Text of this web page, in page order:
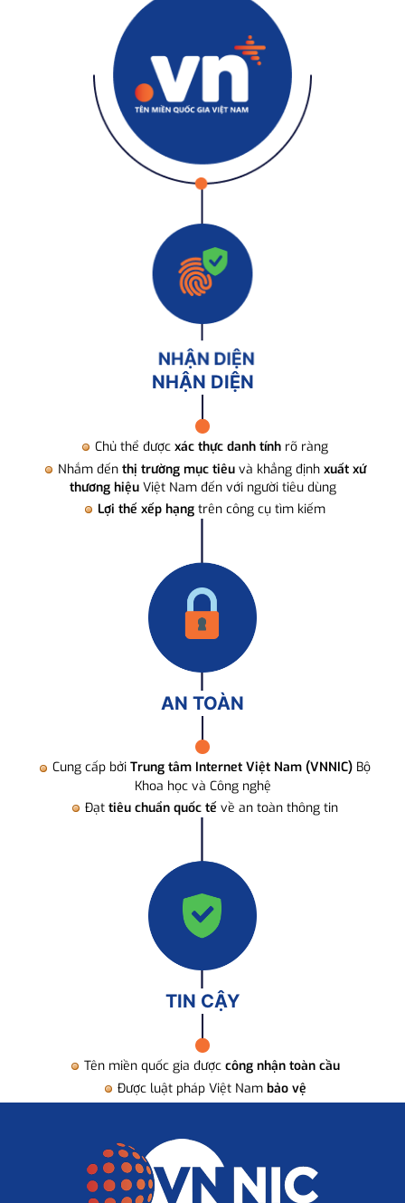
NHẬN DIỆN
Chủ thể được xác thực danh tính rõ ràng
Nhắm đến thị trường mục tiêuvà khẳng định xuất xứ
thương hiệuViệt Nam đến với người tiêu dùng
Lợi thế xếp hạng trên công cụ tìm kiếm
AN TOÀN
Cung cấp bởi Trung tâm Internet Việt Nam (VNNIC) Bộ
Khoa học và Công nghệ
Đạt tiêu chuẩn quốc tế về an toàn thông tin
TIN CẬY
Tên miền quốc gia được công nhận toàn cầu
Được luật pháp Việt Nam bảo vệ